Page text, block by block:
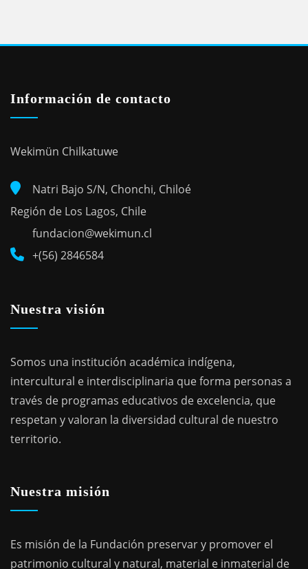
Información de contacto
Wekimün Chilkatuwe
Natri Bajo S/N, Chonchi, Chiloé
Región de Los Lagos, Chile
fundacion@wekimun.cl
+(56) 2846584
Nuestra visión
Somos una institución académica indígena,
intercultural e interdisciplinaria que forma personas a
través de programas educativos de excelencia, que
respetan y valoran la diversidad cultural de nuestro
territorio.
Nuestra misión
Es misión de la Fundación preservar y promover el
patrimonio cultural y natural, material e inmaterial de